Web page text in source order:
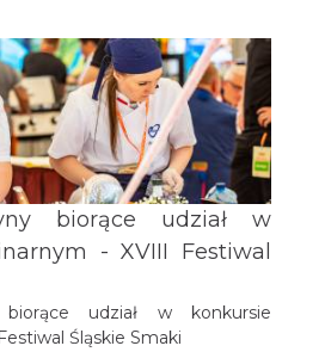
biorące udział w
- XVIII Festiwal
udział w konkursie
Śląskie Smaki